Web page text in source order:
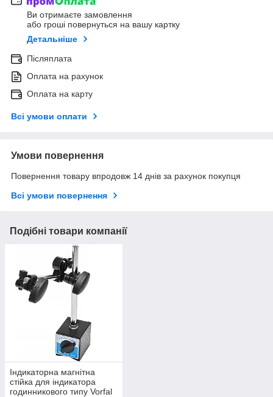
Ви отримаєте замовлення
або гроші повернуться на вашу картку
Детальніше
Післяплата
Оплата на рахунок
Оплата на карту
Всі умови оплати
Умови повернення
Повернення товару впродовж 14 днів за рахунок покупця
Всі умови повернення
Подібні товари компанії
Індикаторна магнітна
стійка для індикатора
годинникового типу Vorfal